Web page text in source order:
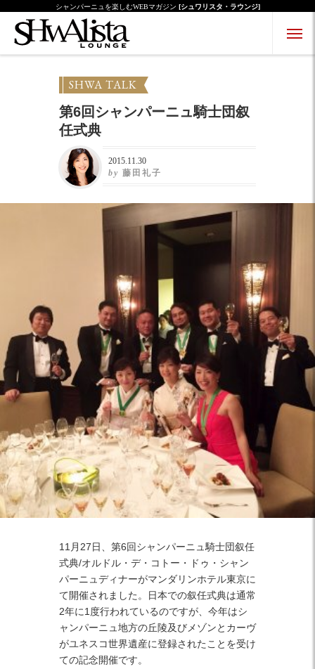
シャンパーニュを楽しむWEBマガジン [シュワリスタ・ラウンジ]
FacebookTwitterInstagram
SHWA TALK
第6回シャンパーニュ騎士団叙
任式典
2015.11.30
by 藤田礼子
11月27日、第6回シャンパーニュ騎士団叙任
式典/オルドル・デ・コトー・ドゥ・シャン
パーニュディナーがマンダリンホテル東京に
て開催されました。日本での叙任式典は通常
2年に1度行われているのですが、今年はシ
ャンパーニュ地方の丘陵及びメゾンとカーヴ
がユネスコ世界遺産に登録されたことを受け
ての記念開催です。